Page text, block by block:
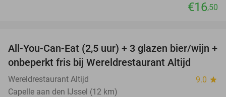
€16,50
21%
All-You-Can-Eat (2,5 uur) + 3 glazen bier/wijn +
onbeperkt fris bij Wereldrestaurant Altijd
Wereldrestaurant Altijd 9.0 star
Capelle aan den IJssel (12 km)